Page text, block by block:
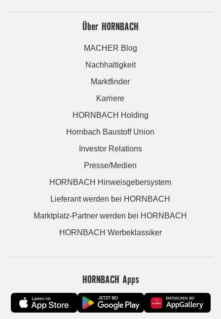
Über HORNBACH
MACHER Blog
Nachhaltigkeit
Marktfinder
Karriere
HORNBACH Holding
Hornbach Baustoff Union
Investor Relations
Presse/Medien
HORNBACH Hinweisgebersystem
Lieferant werden bei HORNBACH
Marktplatz-Partner werden bei HORNBACH
HORNBACH Werbeklassiker
HORNBACH Apps